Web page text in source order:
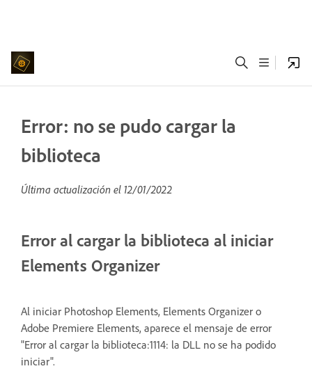
Error: no se pudo cargar la
biblioteca
Última actualización el 12/01/2022
Error al cargar la biblioteca al iniciar
Elements Organizer
Al iniciar Photoshop Elements, Elements Organizer o
Adobe Premiere Elements, aparece el mensaje de error
"Error al cargar la biblioteca:1114: la DLL no se ha podido
iniciar".